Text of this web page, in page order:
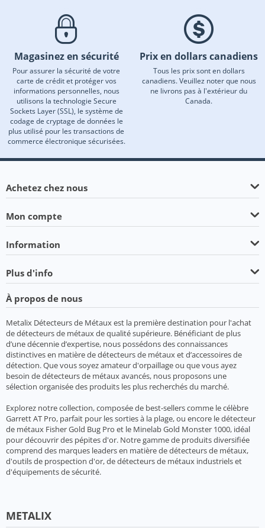
Magasinez en sécurité
Pour assurer la sécurité de votre
carte de crédit et protéger vos
informations personnelles, nous
utilisons la technologie Secure
Sockets Layer (SSL), le système de
codage de cryptage de données le
plus utilisé pour les transactions de
commerce électronique sécurisées.
Prix en dollars canadiens
Tous les prix sont en dollars
canadiens. Veuillez noter que nous
ne livrons pas à l'extérieur du
Canada.
Achetez chez nous
Mon compte
Information
Plus d'info
À propos de nous
Metalix Détecteurs de Métaux est la première destination pour l'achat
de détecteurs de métaux de qualité supérieure. Bénéficiant de plus
d’une décennie d’expertise, nous possédons des connaissances
distinctives en matière de détecteurs de métaux et d’accessoires de
détection. Que vous soyez amateur d'orpaillage ou que vous ayez
besoin de détecteurs de métaux avancés, nous proposons une
sélection organisée des produits les plus recherchés du marché.
Explorez notre collection, composée de best-sellers comme le célèbre
Garrett AT Pro, parfait pour les sorties à la plage, ou encore le détecteur
de métaux Fisher Gold Bug Pro et le Minelab Gold Monster 1000, idéal
pour découvrir des pépites d'or. Notre gamme de produits diversifiée
comprend des marques leaders en matière de détecteurs de métaux,
d'outils de prospection d'or, de détecteurs de métaux industriels et
d'équipements de sécurité.
METALIX